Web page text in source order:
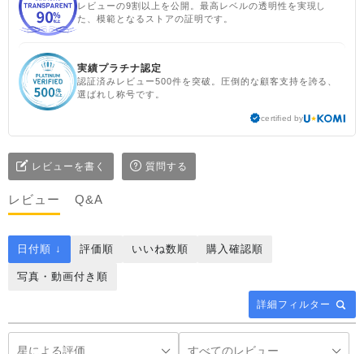
レビューの9割以上を公開。最高レベルの透明性を実現し
た、模範となるストアの証明です。
実績プラチナ認定
認証済みレビュー500件を突破。圧倒的な顧客支持を誇る、
選ばれし称号です。
certified by
レビューを書く 質問する
レビュー Q&A
詳細フィルター
日付順 ↓ 評価順 いいね数順 購入確認順
写真・動画付き順